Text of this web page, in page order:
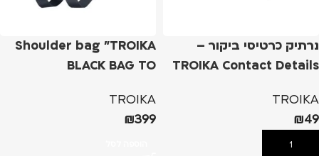
נרתיק כרטיסי ביקור –
TROIKA Contact Details
TROIKA
₪49
הוספה לסל
Shoulder bag "TROIKA
BLACK BAG TO
TROIKA
₪399